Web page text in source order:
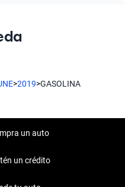
>2019>GASOLINA
un auto
un crédito